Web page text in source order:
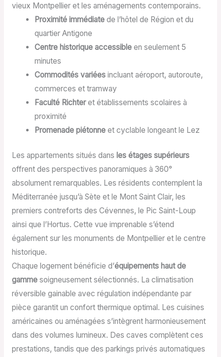
vieux Montpellier et les aménagements contemporains.
Proximité immédiate de l’hôtel de Région et du
quartier Antigone
Centre historique accessible en seulement 5
minutes
Commodités variées incluant aéroport, autoroute,
commerces et tramway
Faculté Richteret établissements scolaires à
proximité
Promenade piétonne et cyclable longeant le Lez
Les appartements situés dans les étages supérieurs
offrent des perspectives panoramiques à 360°
absolument remarquables. Les résidents contemplent la
Méditerranée jusqu’à Sète et le Mont Saint Clair, les
premiers contreforts des Cévennes, le Pic Saint-Loup
ainsi que l’Hortus. Cette vue imprenable s’étend
également sur les monuments de Montpellier et le centre
historique.
Chaque logement bénéficie d’équipements haut de
gammesoigneusement sélectionnés. La climatisation
réversible gainable avec régulation indépendante par
pièce garantit un confort thermique optimal. Les cuisines
américaines ou aménagées s’intègrent harmonieusement
dans des volumes lumineux. Des caves complètent ces
prestations, tandis que des parkings privés automatiques